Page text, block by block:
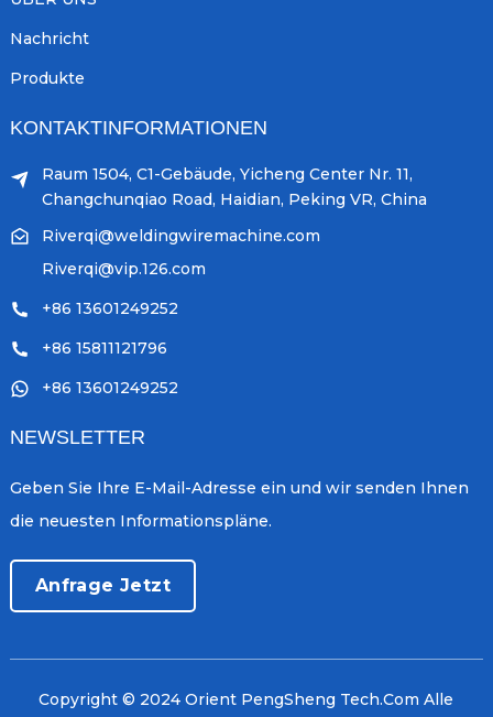
Nachricht
Produkte
KONTAKTINFORMATIONEN
Raum 1504, C1-Gebäude, Yicheng Center Nr. 11,
Changchunqiao Road, Haidian, Peking VR, China
Riverqi@weldingwiremachine.com
Riverqi@vip.126.com
+86 13601249252
+86 15811121796
+86 13601249252
NEWSLETTER
Geben Sie Ihre E-Mail-Adresse ein und wir senden Ihnen
die neuesten Informationspläne.
Anfrage Jetzt
Copyright © 2024 Orient PengSheng Tech.Com Alle